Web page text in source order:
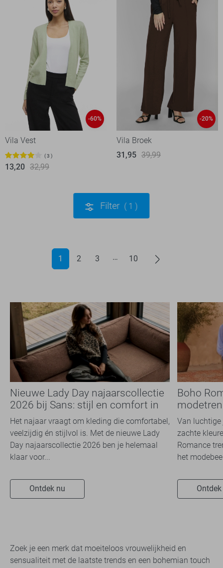
-60%
Vila Vest
3
13,20 32,99
-20%
Vila Broek
31,95 39,99
Filter 1
1 2 3 10
Nieuwe Lady Day najaarscollectie
2026 bij Sans: stijl en comfort in
travelkwaliteit
Het najaar vraagt om kleding die comfortabel,
veelzijdig én stijlvol is. Met de nieuwe Lady
Day najaarscollectie 2026 ben je helemaal
klaar voor...
Ontdek nu
Boho
overal
Van luchtige
zachte
Romance
het
Zoek je een merk dat moeiteloos vrouwelijkheid en
sensualiteit met de laatste trends en een bohemian touch